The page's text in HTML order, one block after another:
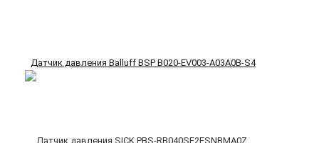
Датчик давления Balluff BSP B020-EV003-A03A0B-S4